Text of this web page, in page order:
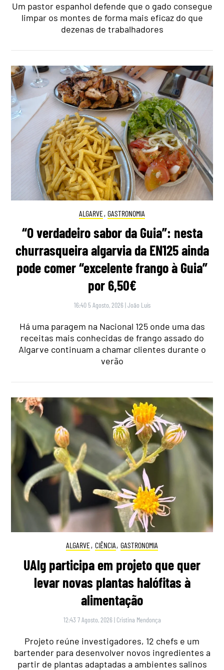
Um pastor espanhol defende que o gado consegue
limpar os montes de forma mais eficaz do que
dezenas de trabalhadores
ALGARVE, GASTRONOMIA
“O verdadeiro sabor da Guia”: nesta
churrasqueira algarvia da EN125 ainda
pode comer “excelente frango à Guia”
por 6,50€
16:40 5 Agosto, 2026 |João Luís
Há uma paragem na Nacional 125 onde uma das
receitas mais conhecidas de frango assado do
Algarve continuam a chamar clientes durante o
verão
ALGARVE, CIÊNCIA, GASTRONOMIA
UAlg participa em projeto que quer
levar novas plantas halófitas à
alimentação
12:43 7 Agosto, 2026 | Cristina Mendonça
Projeto reúne investigadores, 12 chefs e um
bartender para desenvolver novos ingredientes a
partir de plantas adaptadas a ambientes salinos